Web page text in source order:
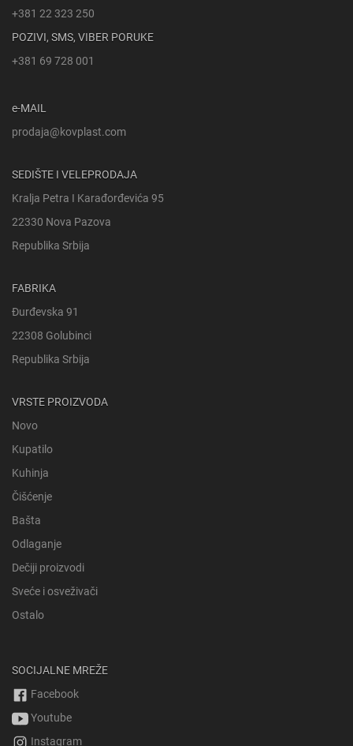
+381 22 323 250
POZIVI, SMS, VIBER PORUKE
+381 69 728 001
e-MAIL
prodaja@kovplast.com
SEDIŠTE I VELEPRODAJA
Kralja Petra I Karađorđevića 95
22330 Nova Pazova
Republika Srbija
FABRIKA
Đurđevska 91
22308 Golubinci
Republika Srbija
VRSTE PROIZVODA
Novo
Kupatilo
Kuhinja
Čišćenje
Bašta
Odlaganje
Dečiji proizvodi
Sveće i osveživači
Ostalo
SOCIJALNE MREŽE
Facebook
Youtube
Instagram